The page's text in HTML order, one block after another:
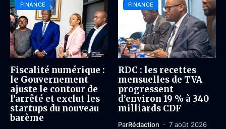
FINANCE
Fiscalité numérique :
le Gouvernement
ajuste le contour de
l’arrêté et exclut les
startups du nouveau
barème
FINANCE
RDC : les recettes
mensuelles de TVA
progressent
d’environ 19 % à 340
milliards CDF
ParRédaction 7 août 2026